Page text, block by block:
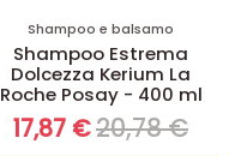
Shampoo e balsamo
Shampoo Estrema
Dolcezza Kerium La
Roche Posay - 400 ml
17,87 €20,78 €